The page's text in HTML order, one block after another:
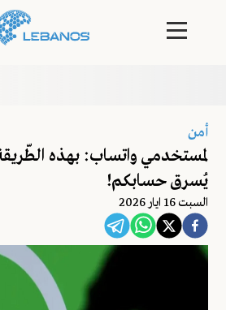
أمن
لمستخدمي واتساب: بهذه
يُسرق حسابكم!
السبت 16 ايار 2026